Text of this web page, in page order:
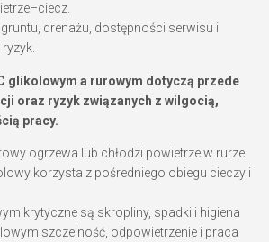
drenażu, dostępności serwisu i
glikolowym a rurowym dotyczą przede
oraz ryzyk związanych z wilgocią,
pracy.
ogrzewa lub chłodzi powietrze w rurze
korzysta z pośredniego obiegu cieczy i
krytyczne są skropliny, spadki i higiena
szczelność, odpowietrzenie i praca